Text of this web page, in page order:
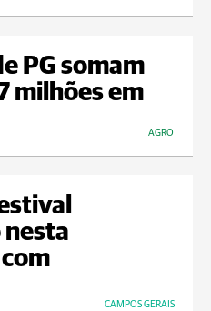
PG somam
milhões em
AGRO
nesta
CAMPOS GERAIS